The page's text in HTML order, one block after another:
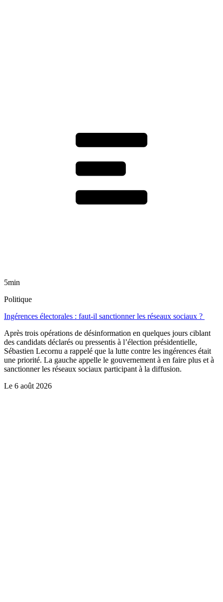
5min
Politique
Ingérences électorales : faut-il sanctionner les réseaux sociaux ?
Après trois opérations de désinformation en quelques jours ciblant
des candidats déclarés ou pressentis à l’élection présidentielle,
Sébastien Lecornu a rappelé que la lutte contre les ingérences était
une priorité. La gauche appelle le gouvernement à en faire plus et à
sanctionner les réseaux sociaux participant à la diffusion.
Le 6 août 2026